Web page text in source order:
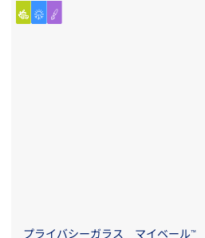
プライバシーガラス マイベール™